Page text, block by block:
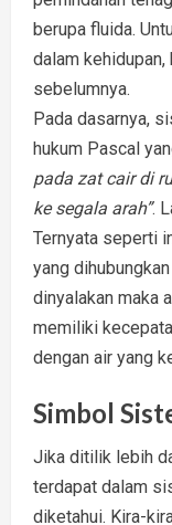
berupa fluida.
dalam
sebelumnya.
Pada dasarnya,
hukum Pascal
pada zat cair di
ke segala arah”.
Ternyata seperti
yang
dinyalakan maka
memiliki
dengan air yang
Simbol
Jika ditilik lebih
terdapat dalam
diketahui. Kira-